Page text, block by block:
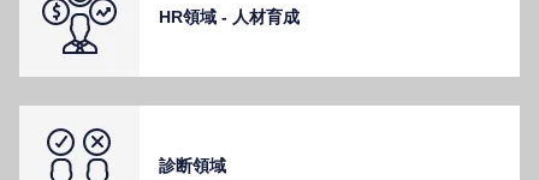
HR領域 - ⼈材育成
診断領域